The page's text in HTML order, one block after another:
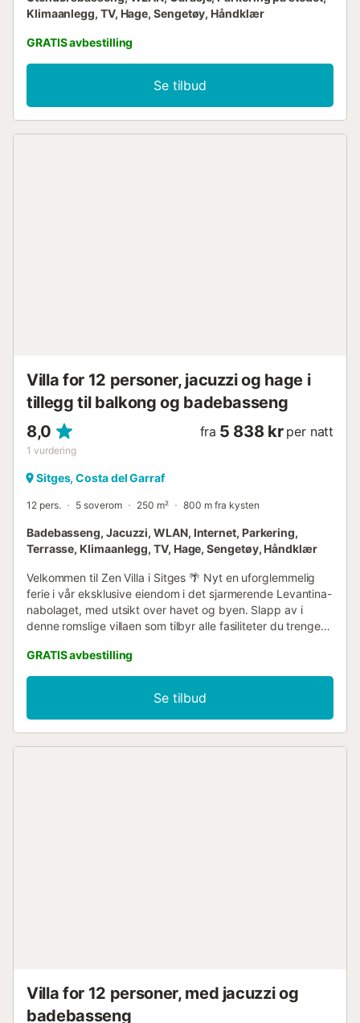
Klimaanlegg, TV, Hage, Sengetøy, Håndklær
GRATIS avbestilling
Se tilbud
Villa for 12 personer, jacuzzi og hage i
tillegg til balkong og badebasseng
8,0
1 vurdering
fra 5 838 kr per natt
Sitges, Costa del Garraf
12 pers. 5 soverom 250 m² 800 m fra kysten
Badebasseng, Jacuzzi, WLAN, Internet, Parkering,
Terrasse, Klimaanlegg, TV, Hage, Sengetøy, Håndklær
Velkommen til Zen Villa i Sitges 🌴 Nyt en uforglemmelig
ferie i vår eksklusive eiendom i det sjarmerende Levantina-
nabolaget, med utsikt over havet og byen. Slapp av i
denne romslige villaen som tilbyr alle fasiliteter du trenger
Sitges med praktfull havutsikt, beliggende på toppen av
en høyde i Levantina-nabolaget. Herfra kan du se ut over
byen Sitges, og det er mindre enn 10 minutters kjøring til
sentrum, med alle dets attraksjoner og sandstrender. Det
er også mindre enn 30 minutters kjøring til Barcelona El
GRATIS avbestilling
Se tilbud
Villa for 12 personer, med jacuzzi og
badebasseng